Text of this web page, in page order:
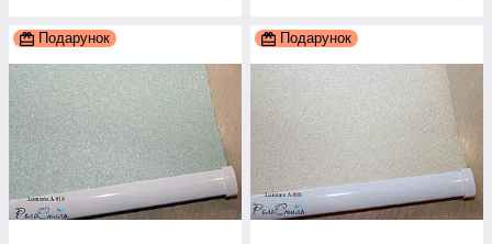
Подарунок Подарунок